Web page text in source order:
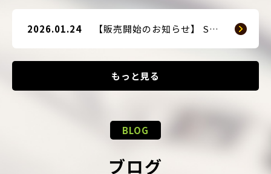
もっと見る
2026.01.24 【販売開始のお知らせ】 SMART BLOCKER 2nd-Edition Plus
BLOG
ブログ